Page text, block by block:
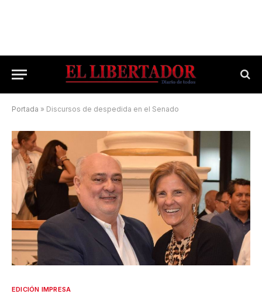
Portada » Discursos de despedida en el Senado
EDICIÓN IMPRESA